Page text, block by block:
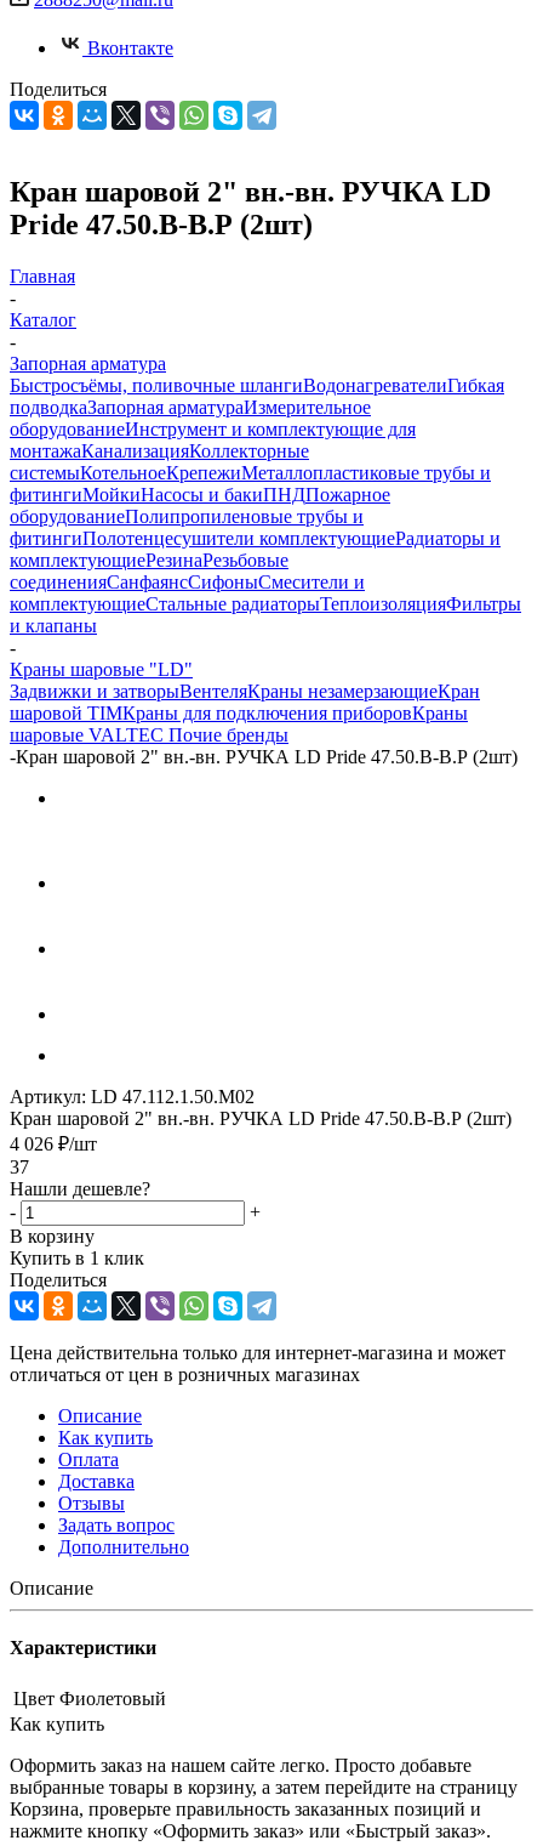
Вконтакте
Поделиться
Кран шаровой 2" вн.-вн. РУЧКА LD
Pride 47.50.В-В.Р (2шт)
Главная
-
Каталог
-
Запорная арматура
Быстросъёмы, поливочные шлангиВодонагревателиГибкая
подводкаЗапорная арматураИзмерительное
оборудованиеИнструмент и комплектующие для
монтажаКанализацияКоллекторные
системыКотельноеКрепежиМеталлопластиковые трубы и
фитингиМойкиНасосы и бакиПНДПожарное
оборудованиеПолипропиленовые трубы и
фитингиПолотенцесушители комплектующиеРадиаторы и
комплектующиеРезинаРезьбовые
соединенияСанфаянсСифоныСмесители и
комплектующиеСтальные радиаторыТеплоизоляцияФильтры
и клапаны
-
Краны шаровые "LD"
Задвижки и затворыВентеляКраны незамерзающиеКран
шаровой TIMКраны для подключения приборовКраны
шаровые VALTEC Почие бренды
-Кран шаровой 2" вн.-вн. РУЧКА LD Pride 47.50.В-В.Р (2шт)
Артикул: LD 47.112.1.50.M02
Кран шаровой 2" вн.-вн. РУЧКА LD Pride 47.50.В-В.Р (2шт)
4 026 ₽/шт
37
Нашли дешевле?
-
+
В корзину
Купить в 1 клик
Поделиться
Цена действительна только для интернет-магазина и может
отличаться от цен в розничных магазинах
Описание
Как купить
Оплата
Доставка
Отзывы
Задать вопрос
Дополнительно
Описание
Характеристики
Цвет Фиолетовый
Как купить
Оформить заказ на нашем сайте легко. Просто добавьте
выбранные товары в корзину, а затем перейдите на страницу
Корзина, проверьте правильность заказанных позиций и
нажмите кнопку «Оформить заказ» или «Быстрый заказ».